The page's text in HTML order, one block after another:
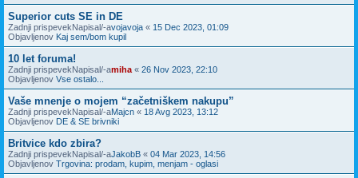
Superior cuts SE in DE
Zadnji prispevekNapisal/-avojavoja « 15 Dec 2023, 01:09
Objavljenov Kaj sem/bom kupil
10 let foruma!
Zadnji prispevekNapisal/-amiha « 26 Nov 2023, 22:10
Objavljenov Vse ostalo...
Vaše mnenje o mojem “začetniškem nakupu”
Zadnji prispevekNapisal/-aMajcn « 18 Avg 2023, 13:12
Objavljenov DE & SE brivniki
Britvice kdo zbira?
Zadnji prispevekNapisal/-aJakobB « 04 Mar 2023, 14:56
Objavljenov Trgovina: prodam, kupim, menjam - oglasi